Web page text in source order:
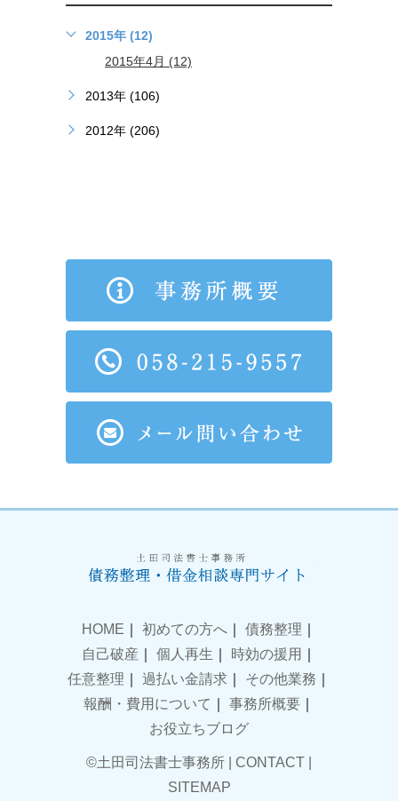
2015年 (12)
2015年4月 (12)
2013年 (106)
2012年 (206)
HOME 初めての方へ 債務整理
自己破産
個人再生 時効の援用
任意整理
過払い金請求 その他業務
報酬・費用について
事務所概要
お役立ちブログ
©土田司法書士事務所 | CONTACT
SITEMAP